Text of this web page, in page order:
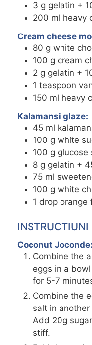
3 g gelatin +
200 ml heavy
Cream cheese
80 g white
100 g cream
2 g gelatin +
1 teaspoon
150 ml heavy
Kalamansi glaze:
45 ml
100 g white
100 g glucose
8 g gelatin +
75 ml
100 g white
1 drop orange
INSTRUCTIUNI
Coconut Joconde:
Combine the
eggs in a
for 5-7
Combine the
salt in
Add 20g
stiff.